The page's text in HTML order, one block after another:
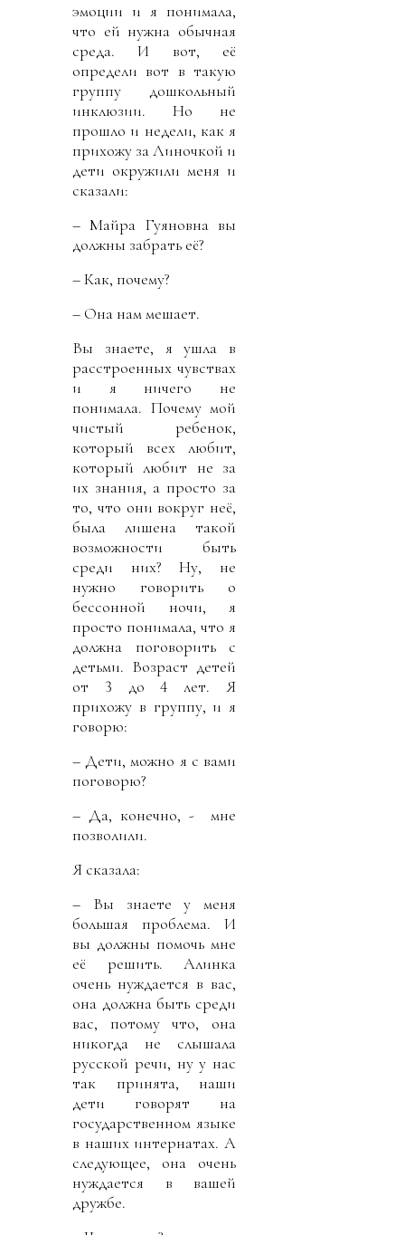
эмоции и я понимала,
что ей нужна обычная
среда. И вот, её
определи вот в такую
группу дошкольный
инклюзии. Но не
прошло и недели, как я
прихожу за Линочкой и
дети окружили меня и
сказали:
– Майра Гуяновна вы
должны забрать её?
– Как, почему?
– Она нам мешает.
Вы знаете, я ушла в
расстроенных чувствах
и я ничего не
понимала. Почему мой
чистый ребенок,
который всех любит,
который любит не за
их знания, а просто за
то, что они вокруг неё,
была лишена такой
возможности быть
среди них? Ну, не
нужно говорить о
бессонной ночи, я
просто понимала, что я
должна поговорить с
детьми. Возраст детей
от 3 до 4 лет. Я
прихожу в группу, и я
говорю:
– Дети, можно я с вами
поговорю?
– Да, конечно, - мне
позволили.
Я сказала:
– Вы знаете у меня
большая проблема. И
вы должны помочь мне
её решить. Алинка
очень нуждается в вас,
она должна быть среди
вас, потому что, она
никогда не слышала
русской речи, ну у нас
так принята, наши
дети говорят на
государственном языке
в наших интернатах. А
следующее, она очень
нуждается в вашей
дружбе.